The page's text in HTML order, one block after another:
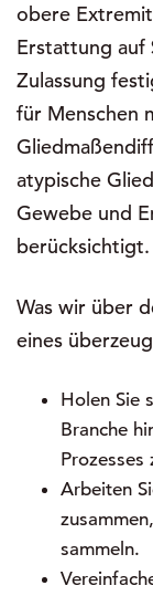
obere
Erstattung auf
Zulassung
für Menschen
atypische
Gewebe und
berücksichtigt.
Was wir über
eines
Holen Sie
Branche
Prozesses
Arbeiten
sammeln.